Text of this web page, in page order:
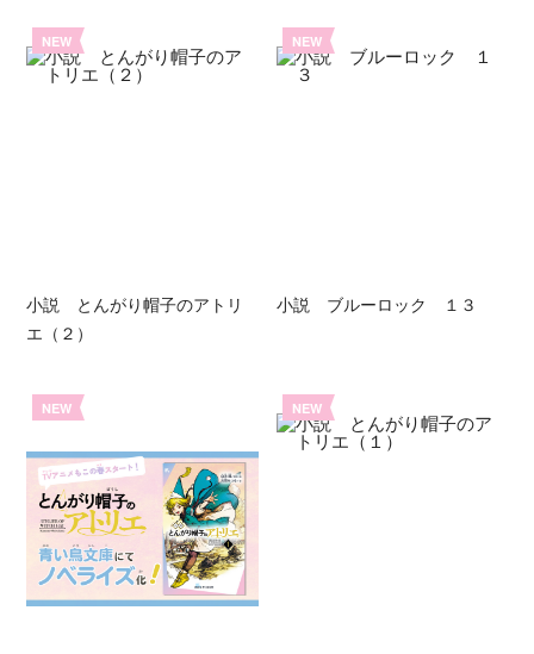
NEW
小説 とんがり帽子のアトリ
エ（２）
NEW
小説 ブルーロック １３
NEW NEW